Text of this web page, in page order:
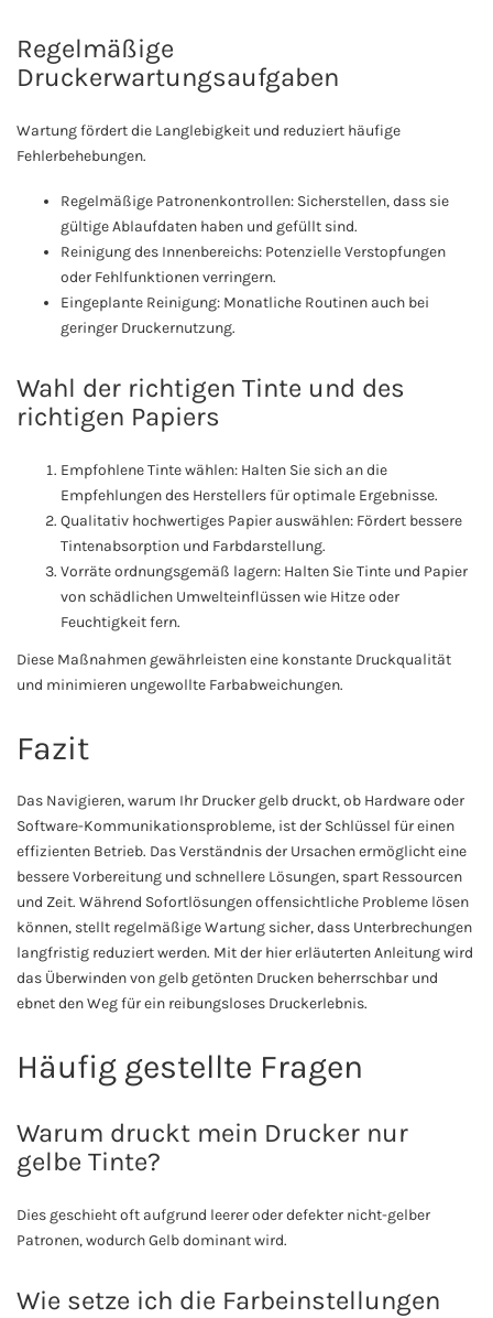
Regelmäßige
Druckerwartungsaufgaben
Wartung fördert die Langlebigkeit und reduziert häufige
Fehlerbehebungen.
Regelmäßige Patronenkontrollen: Sicherstellen, dass sie
gültige Ablaufdaten haben und gefüllt sind.
Reinigung des Innenbereichs: Potenzielle Verstopfungen
oder Fehlfunktionen verringern.
Eingeplante Reinigung: Monatliche Routinen auch bei
geringer Druckernutzung.
Wahl der richtigen Tinte und des
richtigen Papiers
Empfohlene Tinte wählen: Halten Sie sich an die
Empfehlungen des Herstellers für optimale Ergebnisse.
Qualitativ hochwertiges Papier auswählen: Fördert bessere
Tintenabsorption und Farbdarstellung.
Vorräte ordnungsgemäß lagern: Halten Sie Tinte und Papier
von schädlichen Umwelteinflüssen wie Hitze oder
Feuchtigkeit fern.
Diese Maßnahmen gewährleisten eine konstante Druckqualität
und minimieren ungewollte Farbabweichungen.
Fazit
Das Navigieren, warum Ihr Drucker gelb druckt, ob Hardware oder
Software-Kommunikationsprobleme, ist der Schlüssel für einen
effizienten Betrieb. Das Verständnis der Ursachen ermöglicht eine
bessere Vorbereitung und schnellere Lösungen, spart Ressourcen
und Zeit. Während Sofortlösungen offensichtliche Probleme lösen
können, stellt regelmäßige Wartung sicher, dass Unterbrechungen
langfristig reduziert werden. Mit der hier erläuterten Anleitung wird
das Überwinden von gelb getönten Drucken beherrschbar und
ebnet den Weg für ein reibungsloses Druckerlebnis.
Häufig gestellte Fragen
Warum druckt mein Drucker nur
gelbe Tinte?
Dies geschieht oft aufgrund leerer oder defekter nicht-gelber
Patronen, wodurch Gelb dominant wird.
Wie setze ich die Farbeinstellungen